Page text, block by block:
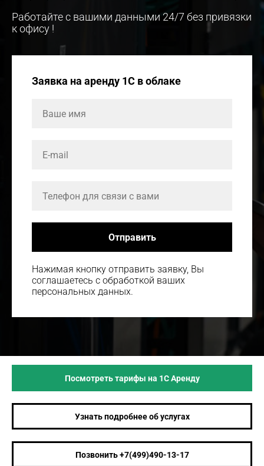
Работайте с вашими данными 24/7 без привязки
к офису !
Заявка на аренду 1С в облаке
Отправить
Нажимая кнопку отправить заявку, Вы
соглашаетесь с обработкой ваших
персональных данных.
Посмотреть тарифы на 1С Аренду
Узнать подробнее об услугах
Позвонить +7(499)490-13-17